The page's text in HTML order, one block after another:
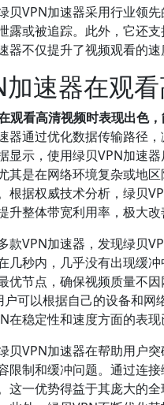
贝VPN加速器采用行业领
露或被追踪。此外，它还
器不仅提升了视频观看的
加速器在观
观看高清视频时表现出色
器通过优化数据传输路径
显示，使用绿贝VPN加速
其是在网络环境复杂或地
根据权威技术分析，绿贝
升整体带宽利用率，极大改
款VPN加速器，发现绿贝
几秒内，几乎没有出现缓
优节点，确保视频质量不
可以根据自己的设备和网
在稳定性和速度方面的表
贝VPN加速器在帮助用户
限制和缓冲问题。通过连
这一优势得益于其庞大的